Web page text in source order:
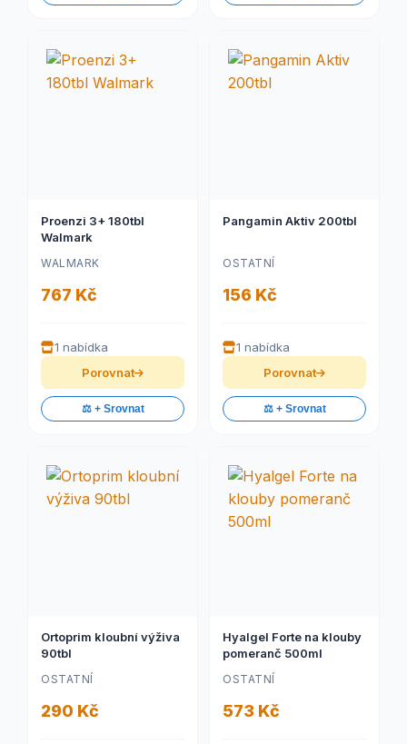
Proenzi 3+ 180tbl
Walmark
WALMARK
767 Kč
1 nabídka
Porovnat
⚖️ + Srovnat
Pangamin Aktiv 200tbl
OSTATNÍ
156 Kč
1 nabídka
Porovnat
⚖️ + Srovnat
Ortoprim kloubní výživa
90tbl
OSTATNÍ
290 Kč
Hyalgel Forte na klouby
pomeranč 500ml
OSTATNÍ
573 Kč